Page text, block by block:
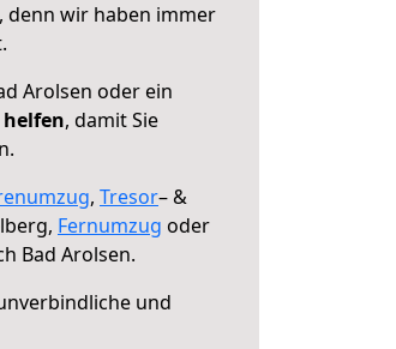
denn wir haben immer
Arolsen oder ein
, damit Sie
, Tresor– &
Fernumzug oder
Bad Arolsen.
und